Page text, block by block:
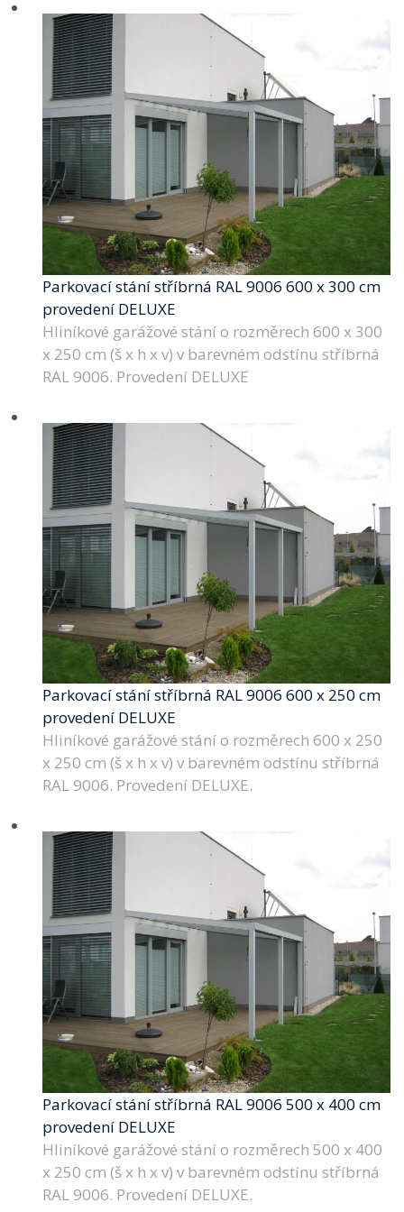
Parkovací stání stříbrná RAL 9006 600 x 300 cm
provedení DELUXE
Hliníkové garážové stání o rozměrech 600 x 300
x 250 cm (š x h x v) v barevném odstínu stříbrná
RAL 9006. Provedení DELUXE
Parkovací stání stříbrná RAL 9006 600 x 250 cm
provedení DELUXE
Hliníkové garážové stání o rozměrech 600 x 250
x 250 cm (š x h x v) v barevném odstínu stříbrná
RAL 9006. Provedení DELUXE.
Parkovací stání stříbrná RAL 9006 500 x 400 cm
provedení DELUXE
Hliníkové garážové stání o rozměrech 500 x 400
x 250 cm (š x h x v) v barevném odstínu stříbrná
RAL 9006. Provedení DELUXE.